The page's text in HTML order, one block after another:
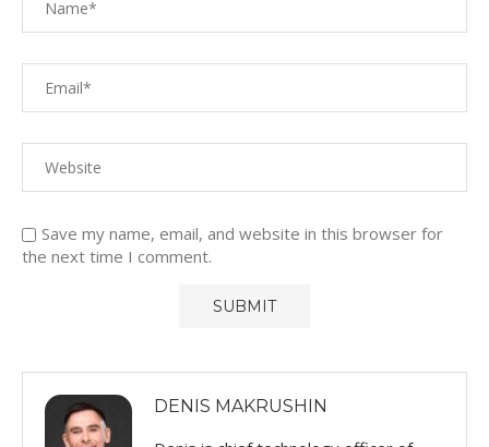
Save my name, email, and website in this browser for
the next time I comment.
DENIS MAKRUSHIN